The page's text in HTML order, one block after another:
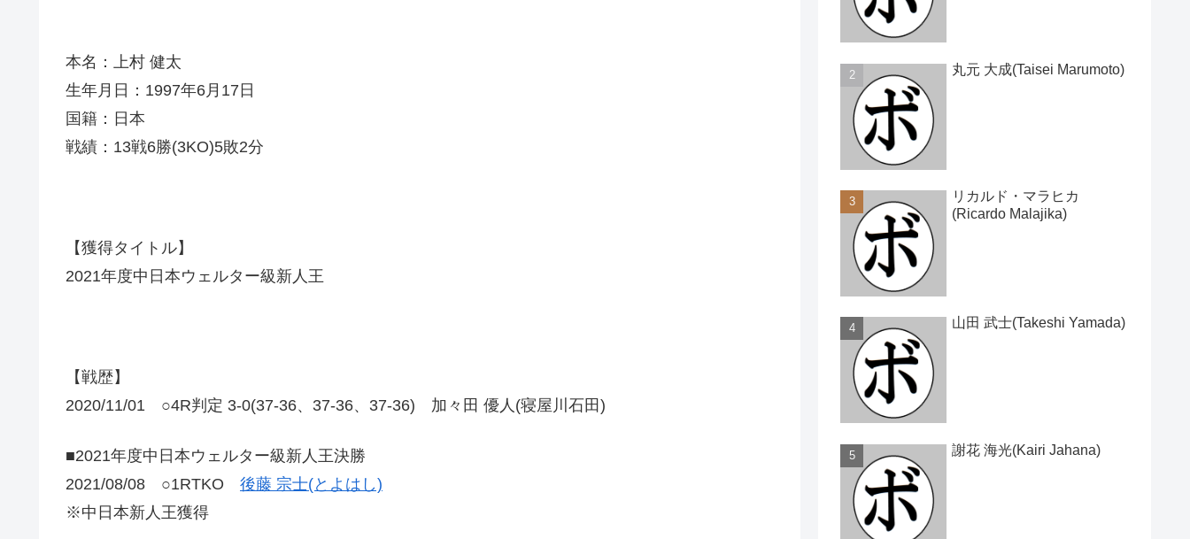
本名：上村 健太
生年月日：1997年6月17日
国籍：日本
戦績：13戦6勝(3KO)5敗2分
【獲得タイトル】
2021年度中日本ウェルター級新人王
【戦歴】
2020/11/01 ○4R判定 3-0(37-36、37-36、37-36) 加々田 優人(寝屋川石田)
■2021年度中日本ウェルター級新人王決勝
2021/08/08 ○1RTKO 後藤 宗士(とよはし)
※中日本新人王獲得
丸元 大成(Taisei Marumoto)
リカルド・マラヒカ
(Ricardo Malajika)
山田 武士(Takeshi Yamada)
謝花 海光(Kairi Jahana)